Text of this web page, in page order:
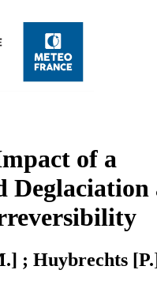
of a
Deglaciation
; Huybrechts